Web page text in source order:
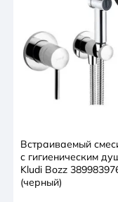
Встраиваемый
с гигиеническим
Kludi Bozz
(черный)